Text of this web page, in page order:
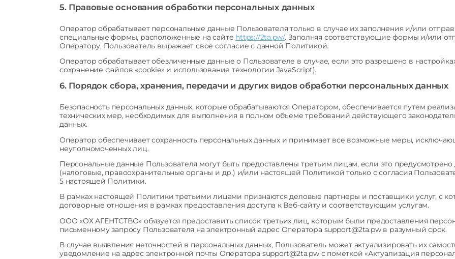
5. Правовые основания обработки персональных данных
Оператор обрабатывает персональные данные Пользователя только в случае их заполнения и/или
специальные формы, расположенные на сайте https://2ta.pw/. Заполняя соответствующие формы и/или
Оператору, Пользователь выражает свое согласие с данной Политикой.
Оператор обрабатывает обезличенные данные о Пользователе в случае, если это разрешено в
сохранение файлов «cookie» и использование технологии JavaScript).
6. Порядок сбора, хранения, передачи и других видов обработки персональных данных
Безопасность персональных данных, которые обрабатываются Оператором, обеспечивается путем
технических мер, необходимых для выполнения в полном объеме требований действующего
данных.
Оператор обеспечивает сохранность персональных данных и принимает все возможные меры,
неуполномоченных лиц.
Персональные данные Пользователя могут быть предоставлены третьим лицам, если это
(налоговые, правоохранительные органы и др.) и/или настоящей Политикой только с согласия
5 настоящей Политики.
В рамках настоящей Политики третьими лицами признаются деловые партнеры и поставщики услуг, с
договорные отношения в рамках предоставления доступа к Веб-сайту и соответствующим услугам.
ООО «ОХ АГЕНТСТВО» обязуется предоставить список третьих лиц, которым были предоставления
письменному запросу Пользователя на электронный адрес Оператора support@2ta.pw в разумный срок.
В случае выявления неточностей в персональных данных, Пользователь может актуализировать их
уведомление на адрес электронной почты Оператора support@2ta.pw с пометкой «Актуализация